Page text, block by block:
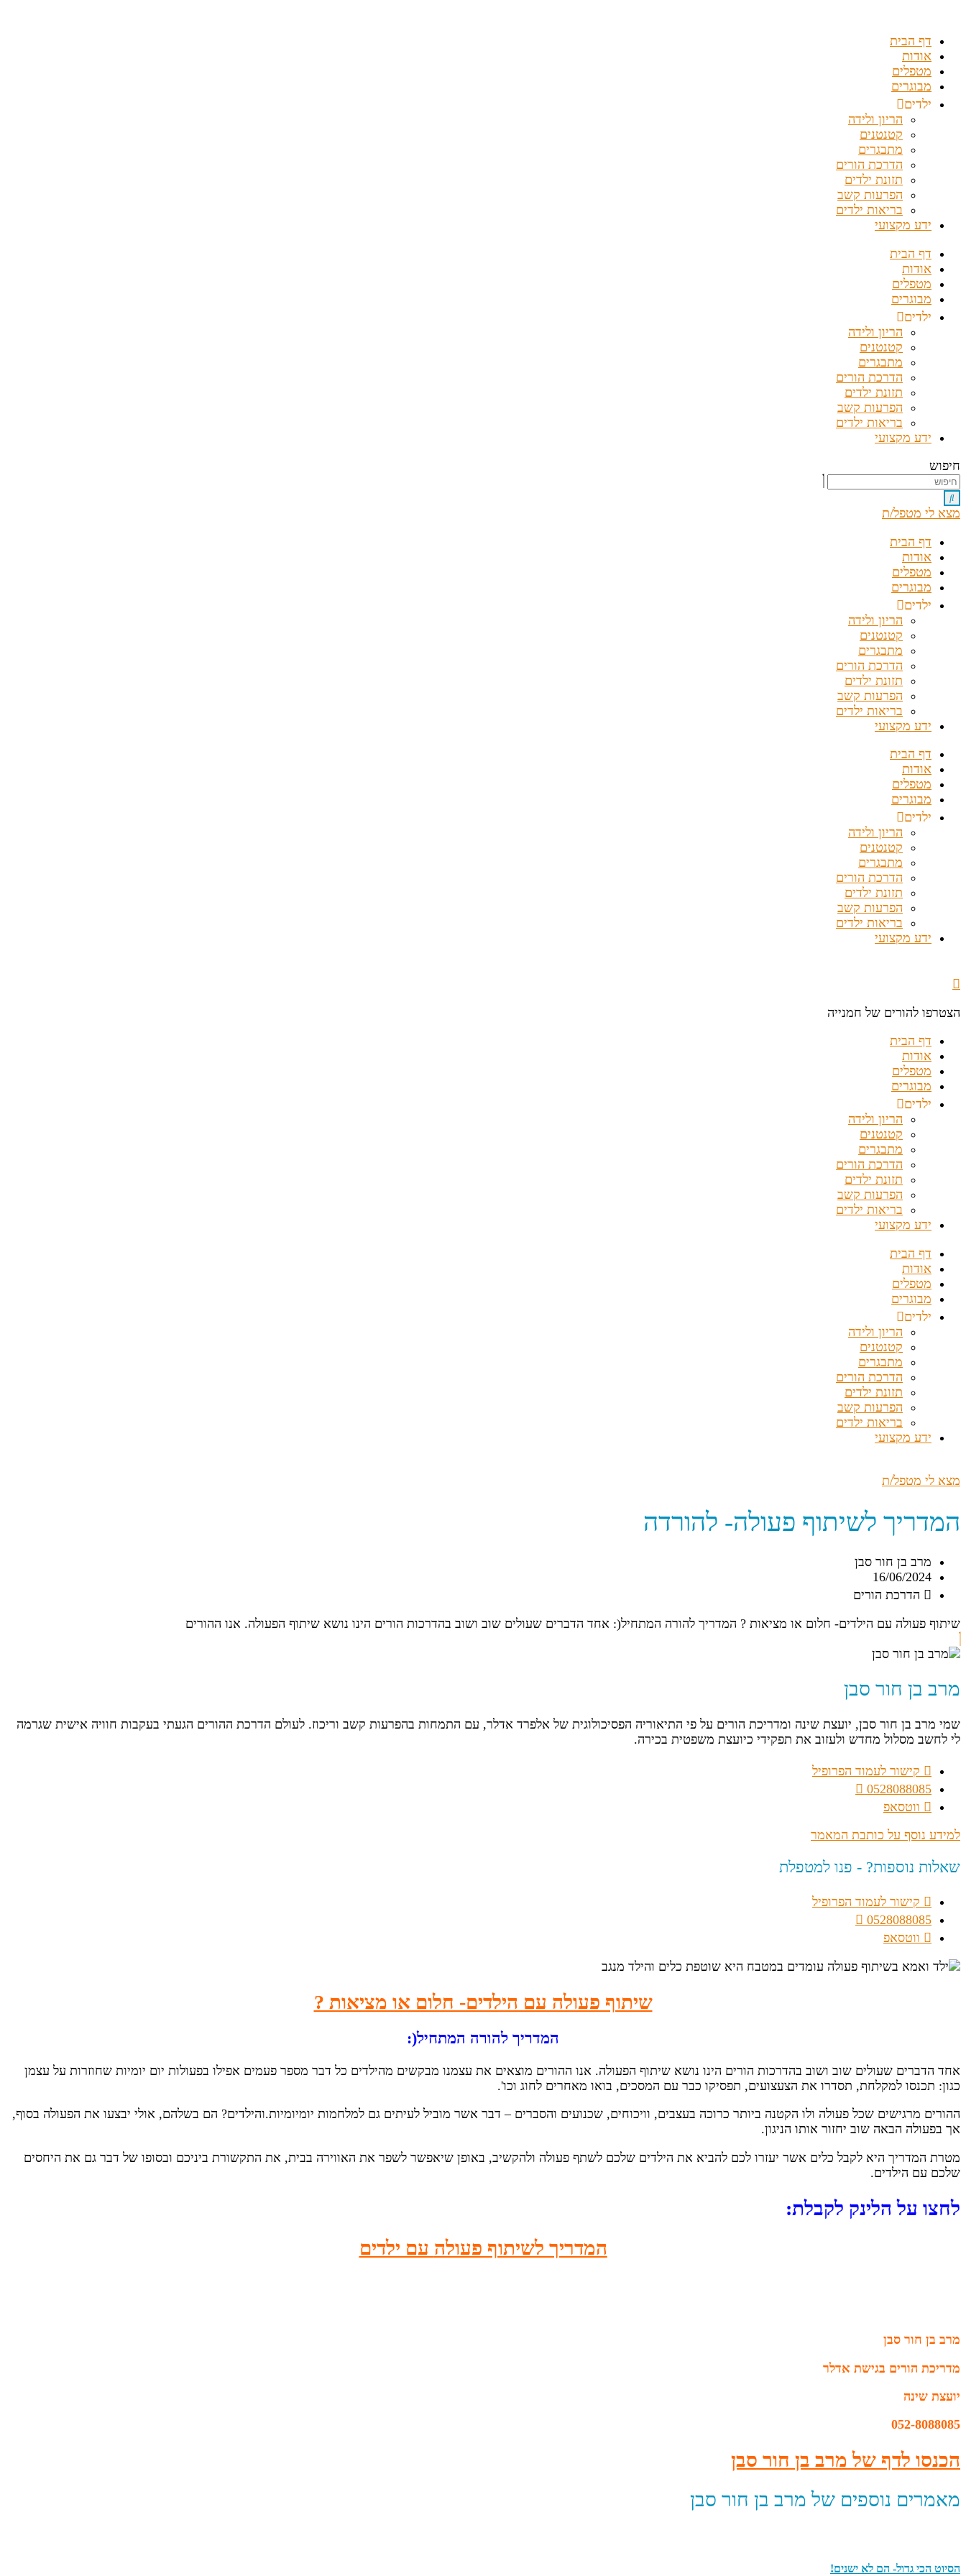
דף הבית
אודות
מטפלים
מבוגרים
ילדים
הריון ולידה
קטנטנים
מתבגרים
הדרכת הורים
תזונת ילדים
הפרעות קשב
בריאות ילדים
ידע מקצועי
דף הבית
אודות
מטפלים
מבוגרים
ילדים
הריון ולידה
קטנטנים
מתבגרים
הדרכת הורים
תזונת ילדים
הפרעות קשב
בריאות ילדים
ידע מקצועי
חיפוש
מצא לי מטפל/ת
דף הבית
אודות
מטפלים
מבוגרים
ילדים
הריון ולידה
קטנטנים
מתבגרים
הדרכת הורים
תזונת ילדים
הפרעות קשב
בריאות ילדים
ידע מקצועי
דף הבית
אודות
מטפלים
מבוגרים
ילדים
הריון ולידה
קטנטנים
מתבגרים
הדרכת הורים
תזונת ילדים
הפרעות קשב
בריאות ילדים
ידע מקצועי
הצטרפו להורים של חמנייה
דף הבית
אודות
מטפלים
מבוגרים
ילדים
הריון ולידה
קטנטנים
מתבגרים
הדרכת הורים
תזונת ילדים
הפרעות קשב
בריאות ילדים
ידע מקצועי
דף הבית
אודות
מטפלים
מבוגרים
ילדים
הריון ולידה
קטנטנים
מתבגרים
הדרכת הורים
תזונת ילדים
הפרעות קשב
בריאות ילדים
ידע מקצועי
מצא לי מטפל/ת
המדריך לשיתוף פעולה- להורדה
מרב בן חור סבן
16/06/2024
הדרכת הורים
שיתוף פעולה עם הילדים- חלום או מציאות ? המדריך להורה המתחיל(: אחד הדברים שעולים שוב ושוב בהדרכות הורים הינו נושא שיתוף הפעולה. אנו ההורים
מרב בן חור סבן
שמי מרב בן חור סבן, יועצת שינה ומדריכת הורים על פי התיאוריה הפסיכולוגית של אלפרד אדלר, עם התמחות בהפרעות קשב וריכוז. לעולם הדרכת ההורים הגעתי בעקבות חוויה אישית שגרמה
לי לחשב מסלול מחדש ולעזוב את תפקידי כיועצת משפטית בכירה.
קישור לעמוד הפרופיל
0528088085
ווטסאפ
למידע נוסף על כותבת המאמר
שאלות נוספות? - פנו למטפלת
קישור לעמוד הפרופיל
0528088085
ווטסאפ
שיתוף פעולה עם הילדים- חלום או מציאות ?
המדריך להורה המתחיל(:
אחד הדברים שעולים שוב ושוב בהדרכות הורים הינו נושא שיתוף הפעולה. אנו ההורים מוצאים את עצמנו מבקשים מהילדים כל דבר מספר פעמים אפילו בפעולות יום יומיות שחוזרות על עצמן
כגון: תכנסו למקלחת, תסדרו את הצעצועים, תפסיקו כבר עם המסכים, בואו מאחרים לחוג וכו'.
ההורים מרגישים שכל פעולה ולו הקטנה ביותר כרוכה בעצבים, וויכוחים, שכנועים והסברים – דבר אשר מוביל לעיתים גם למלחמות יומיומיות.והילדים? הם בשלהם, אולי יבצעו את הפעולה בסוף,
אך בפעולה הבאה שוב יחזור אותו הניגון.
מטרת המדריך היא לקבל כלים אשר יעזרו לכם להביא את הילדים שלכם לשתף פעולה ולהקשיב, באופן שיאפשר לשפר את האווירה בבית, את התקשורת ביניכם ובסופו של דבר גם את היחסים
שלכם עם הילדים.
לחצו על הלינק לקבלת:
המדריך לשיתוף פעולה עם ילדים
מרב בן חור סבן
מדריכת הורים בגישת אדלר
יועצת שינה
052-8088085
הכנסו לדף של מרב בן חור סבן
מאמרים נוספים של מרב בן חור סבן
הסיוט הכי גדול- הם לא ישנים!